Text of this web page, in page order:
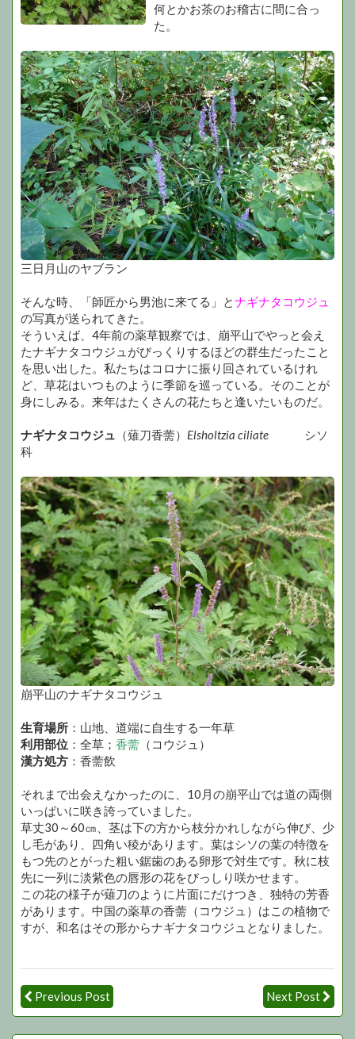
何とかお茶のお稽古に間に合っ
た。
三日月山のヤブラン
そんな時、「師匠から男池に来てる」とナギナタコウジュ
の写真が送られてきた。
そういえば、4年前の薬草観察では、崩平山でやっと会え
たナギナタコウジュがびっくりするほどの群生だったこと
を思い出した。私たちはコロナに振り回されているけれ
ど、草花はいつものように季節を巡っている。そのことが
身にしみる。来年はたくさんの花たちと逢いたいものだ。
ナギナタコウジュ （薙刀香薷） Elsholtzia ciliate
シソ
科
崩平山のナギナタコウジュ
生育場所 ：山地、道端に自生する一年草
利用部位 ：全草； 香薷 （コウジュ）
漢方処方 ：香薷飲
それまで出会えなかったのに、10月の崩平山では道の両側
いっぱいに咲き誇っていました。
草丈30～60㎝、茎は下の方から枝分かれしながら伸び、少
し毛があり、四角い稜があります。葉はシソの葉の特徴を
もつ先のとがった粗い鋸歯のある卵形で対生です。秋に枝
先に一列に淡紫色の唇形の花をびっしり咲かせます。
この花の様子が薙刀のように片面にだけつき、独特の芳香
があります。中国の薬草の香薷（コウジュ）はこの植物で
すが、和名はその形からナギナタコウジュとなりました。
Previous Post Next Post